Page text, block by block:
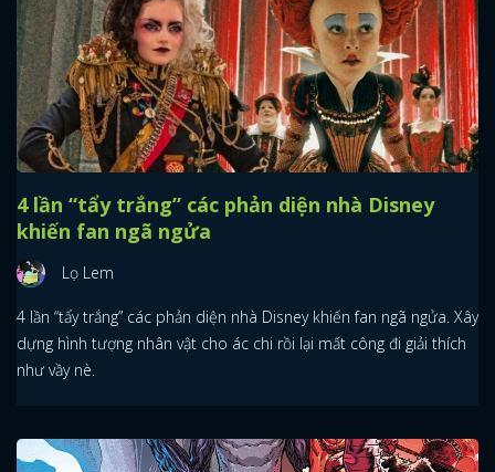
4 lần “tẩy trắng” các phản diện nhà Disney
khiến fan ngã ngửa
Lọ Lem
4 lần “tẩy trắng” các phản diện nhà Disney khiến fan ngã ngửa. Xây
dựng hình tượng nhân vật cho ác chi rồi lại mất công đi giải thích
như vầy nè.